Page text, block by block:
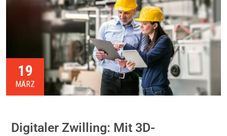
19
MÄRZ
Digitaler Zwilling: Mit 3D-